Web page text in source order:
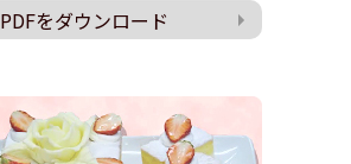
PDFをダウンロード